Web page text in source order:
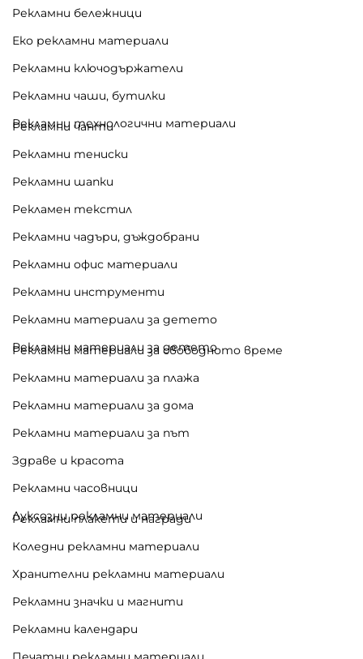
Рекламни бележници
Еко рекламни материали
Рекламни ключодържатели
Рекламни чаши, бутилки
Рекламни технологични материали
Рекламни чанти
Рекламни тениски
Рекламни шапки
Рекламен текстил
Рекламни чадъри, дъждобрани
Рекламни офис материали
Рекламни инструменти
Рекламни материали за детето
Рекламни материали за детето
Рекламни материали за свободното време
Рекламни материали за плажа
Рекламни материали за дома
Рекламни материали за път
Здраве и красота
Рекламни часовници
Луксозни рекламни материали
Рекламни плакети и награди
Коледни рекламни материали
Хранителни рекламни материали
Рекламни значки и магнити
Рекламни календари